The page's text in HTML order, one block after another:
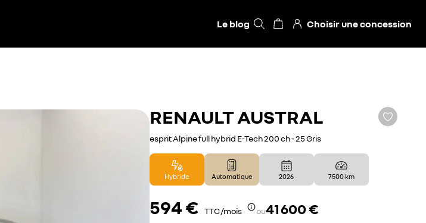
Le blog Choisir une concession
RENAULTAUSTRAL
esprit Alpine full hybrid E-Tech 200 ch - 25 Gris
Hybride Automatique 2026 7 500 km
594 € TTC /mois ou41 600 €